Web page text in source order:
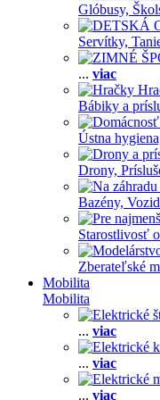
Glóbusy,
Servítky,
... viac
Bábiky a
Ústna
Drony,
Bazény,
Starostlivosť
Zberateľské
Mobilita
Mobilita
... viac
... viac
... viac